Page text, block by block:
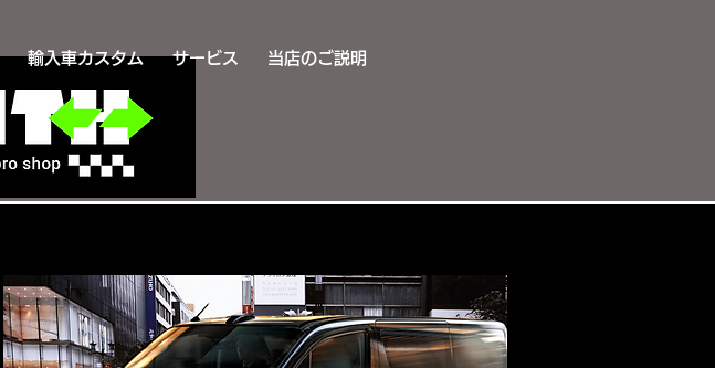
輸入車カスタム サービス 当店のご説明